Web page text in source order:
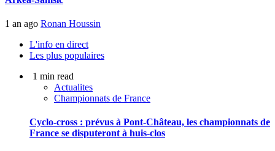
1 an ago Ronan Houssin
L'info en direct
Les plus populaires
1 min read
Actualites
Championnats de France
Cyclo-cross : prévus à Pont-Château, les championnats de
France se disputeront à huis-clos